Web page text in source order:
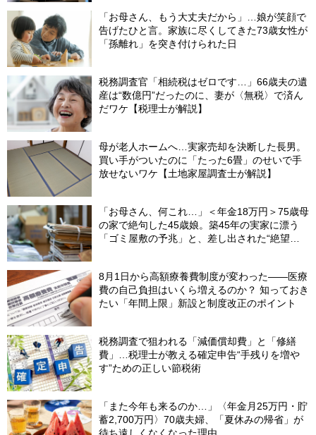
「お母さん、もう大丈夫だから」…娘が笑顔で
告げたひと言。家族に尽くしてきた73歳女性が
「孫離れ」を突き付けられた日
税務調査官「相続税はゼロです…」66歳夫の遺
産は“数億円”だったのに、妻が〈無税〉で済ん
だワケ【税理士が解説】
母が老人ホームへ…実家売却を決断した長男。
買い手がついたのに「たった6畳」のせいで手
放せないワケ【土地家屋調査士が解説】
「お母さん、何これ…」＜年金18万円＞75歳母
の家で絶句した45歳娘。築45年の実家に漂う
「ゴミ屋敷の予兆」と、差し出された“絶望の
8月1日から高額療養費制度が変わった――医療
費の自己負担はいくら増えるのか？ 知っておき
たい「年間上限」新設と制度改正のポイント
税務調査で狙われる「減価償却費」と「修繕
費」…税理士が教える確定申告“手残りを増や
す”ための正しい節税術
「また今年も来るのか…」〈年金月25万円・貯
蓄2,700万円〉70歳夫婦、「夏休みの帰省」が